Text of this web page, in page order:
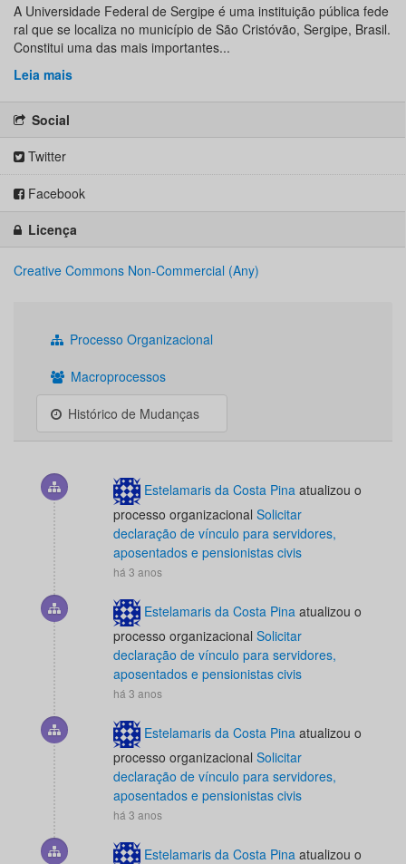
A Universidade Federal de Sergipe é uma instituição pública fede
ral que se localiza no município de São Cristóvão, Sergipe, Brasil.
Constitui uma das mais importantes...
Leia mais
Social
Twitter
Facebook
Licença
Creative Commons Non-Commercial (Any)
Processo Organizacional
Macroprocessos
Histórico de Mudanças
Estelamaris da Costa Pina atualizou o
processo organizacional Solicitar
declaração de vínculo para servidores,
aposentados e pensionistas civis
há 3 anos
Estelamaris da Costa Pina atualizou o
processo organizacional Solicitar
declaração de vínculo para servidores,
aposentados e pensionistas civis
há 3 anos
Estelamaris da Costa Pina atualizou o
processo organizacional Solicitar
declaração de vínculo para servidores,
aposentados e pensionistas civis
há 3 anos
Estelamaris da Costa Pina atualizou o